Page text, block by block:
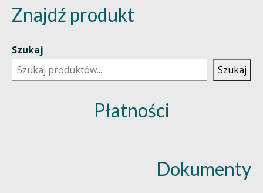
Znajdź produkt
Szukaj
Szukaj
Płatności
Dokumenty